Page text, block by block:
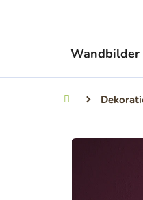
Wandbilder
Startseite